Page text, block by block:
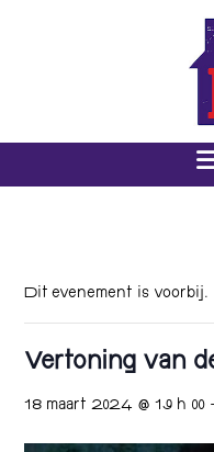
Dit evenement is voorbij.
Vertoning van
18 maart 2024 @ 19 h 00